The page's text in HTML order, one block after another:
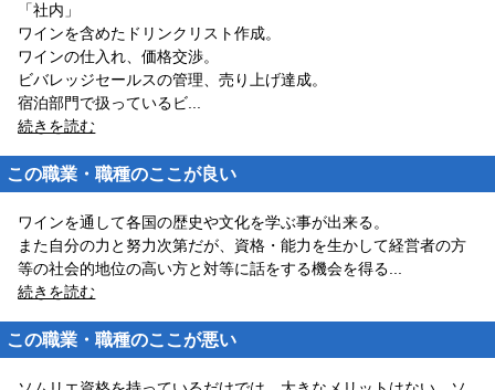
「社内」
ワインを含めたドリンクリスト作成。
ワインの仕入れ、価格交渉。
ビバレッジセールスの管理、売り上げ達成。
宿泊部門で扱っているビ
続きを読む
この職業・職種のここが良い
ワインを通して各国の歴史や文化を学ぶ事が出来る。
また自分の力と努力次第だが、資格・能力を生かして経営者の方
等の社会的地位の高い方と対等に話をする機会を得る
続きを読む
この職業・職種のここが悪い